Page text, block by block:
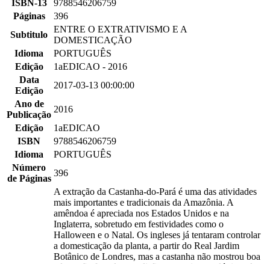
ISBN-13
9788546206759
Páginas
396
Subtitulo
ENTRE O EXTRATIVISMO E A
DOMESTICAÇÃO
Idioma
PORTUGUÊS
Edição
1aEDICAO - 2016
Data
Edição
2017-03-13 00:00:00
Ano de
Publicação
2016
Edição
1aEDICAO
ISBN
9788546206759
Idioma
PORTUGUÊS
Número
de Páginas
396
A extração da Castanha-do-Pará é uma das atividades
mais importantes e tradicionais da Amazônia. A
amêndoa é apreciada nos Estados Unidos e na
Inglaterra, sobretudo em festividades como o
Halloween e o Natal. Os ingleses já tentaram controlar
a domesticação da planta, a partir do Real Jardim
Botânico de Londres, mas a castanha não mostrou boa